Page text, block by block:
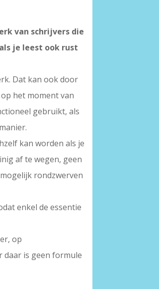
van schrijvers die
je leest ook rust
Dat kan ook door
het moment van
gebruikt, als
kan worden als je
af te wegen, geen
rondzwerven
enkel de essentie
op
daar is geen formule